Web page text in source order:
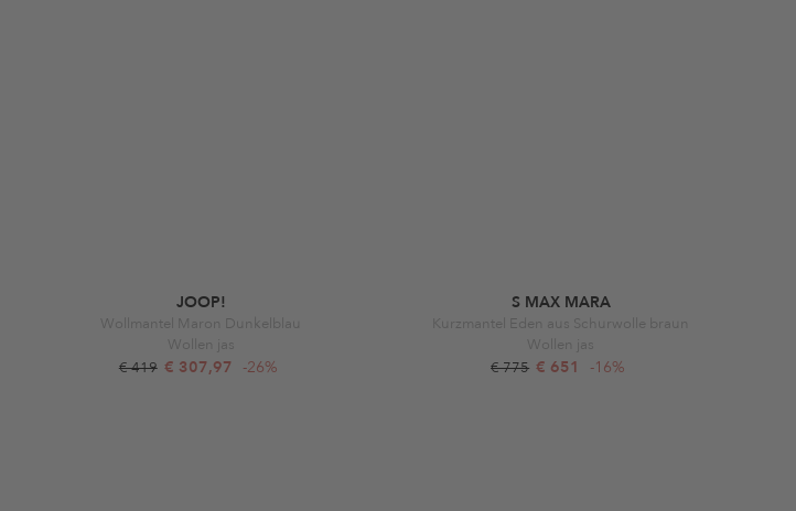
JOOP!
Wollmantel Maron Dunkelblau
Wollen jas
€ 419 € 307,97 -26%
S MAX MARA
Kurzmantel Eden aus Schurwolle braun
Wollen jas
€ 775 € 651 -16%